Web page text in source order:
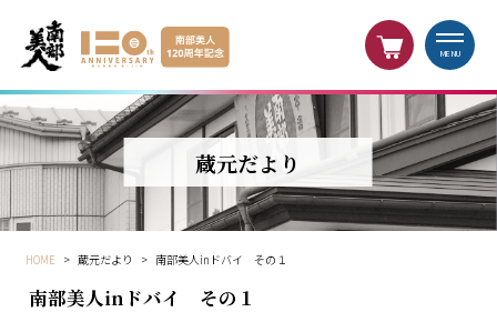
MENU
蔵元だより
HOME > 蔵元だより > 南部美人inドバイ その１
南部美人inドバイ その１